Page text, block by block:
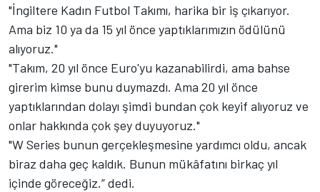
"İngiltere Kadın Futbol Takımı, harika bir iş çıkarıyor.
Ama biz 10 ya da 15 yıl önce yaptıklarımızın ödülünü
alıyoruz."
"Takım, 20 yıl önce Euro'yu kazanabilirdi, ama bahse
girerim kimse bunu duymazdı. Ama 20 yıl önce
yaptıklarından dolayı şimdi bundan çok keyif alıyoruz ve
onlar hakkında çok şey duyuyoruz."
"W Series bunun gerçekleşmesine yardımcı oldu, ancak
biraz daha geç kaldık. Bunun mükâfatını birkaç yıl
içinde göreceğiz.” dedi.